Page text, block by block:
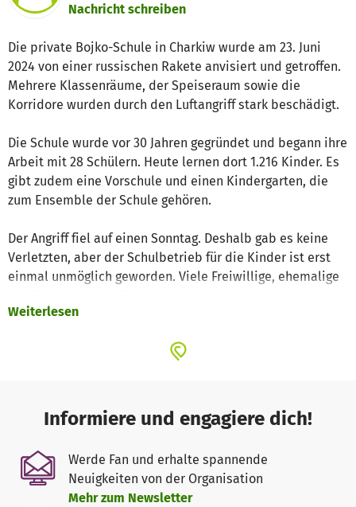
Nachricht schreiben
Die private Bojko-Schule in Charkiw wurde am 23. Juni
2024 von einer russischen Rakete anvisiert und getroffen.
Mehrere Klassenräume, der Speiseraum sowie die
Korridore wurden durch den Luftangriff stark beschädigt.
Die Schule wurde vor 30 Jahren gegründet und begann ihre
Arbeit mit 28 Schülern. Heute lernen dort 1.216 Kinder. Es
gibt zudem eine Vorschule und einen Kindergarten, die
zum Ensemble der Schule gehören.
Der Angriff fiel auf einen Sonntag. Deshalb gab es keine
Verletzten, aber der Schulbetrieb für die Kinder ist erst
einmal unmöglich geworden. Viele Freiwillige, ehemalige
Schule für die Kinder wieder aufzubauen. Behelfsmäßig
es immer wieder zu Strom- und Heizungsausfällen. Ein
kontinuierlich organisieren zu können.
Unterstützen Sie diese Menschen und helfen Sie mit bei
der Beschaffung dieses Geräts für die Bojko-Schule. Jede
Spende zählt!
Weiterlesen
Informiere und engagiere dich!
Werde Fan und erhalte spannende
Neuigkeiten von der Organisation
Mehr zum Newsletter